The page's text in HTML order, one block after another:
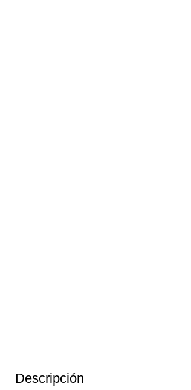
Descripción